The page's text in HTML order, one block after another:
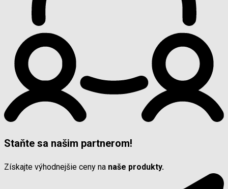
Staňte sa našim partnerom!
Získajte výhodnejšie ceny na naše produkty.